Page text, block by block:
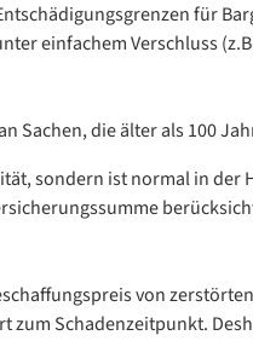
für
einfachem Verschluss
Sachen, die älter als 100
sondern ist normal in
von
Schadenzeitpunkt.